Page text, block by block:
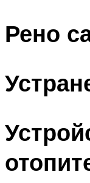
Рено